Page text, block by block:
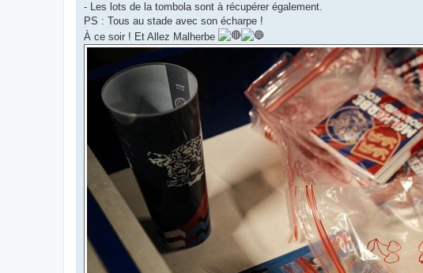
- Les lots de la tombola sont à récupérer également.
PS : Tous au stade avec son écharpe !
À ce soir ! Et Allez Malherbe